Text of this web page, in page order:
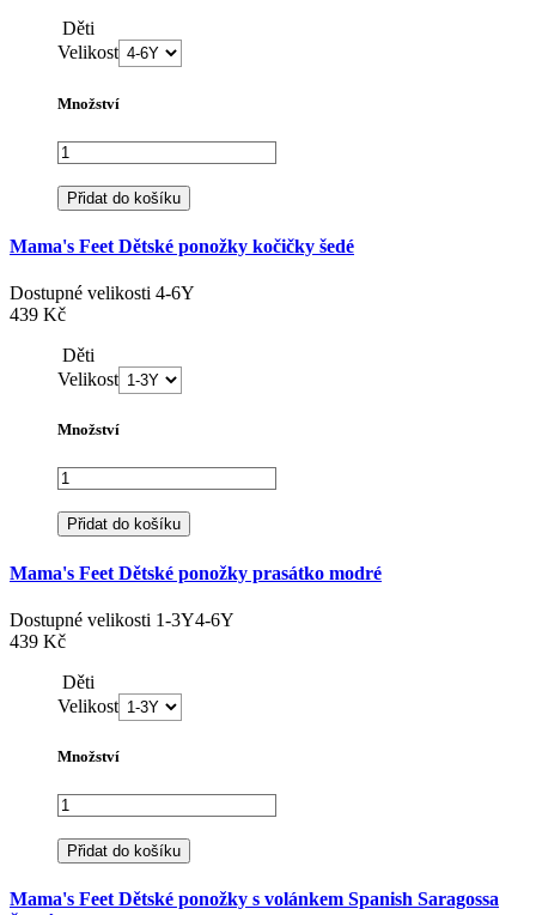
Děti
Velikost
Množství
Přidat do košíku
Mama's Feet Dětské ponožky kočičky šedé
Dostupné velikosti 4-6Y
439 Kč
Děti
Velikost
Množství
Přidat do košíku
Mama's Feet Dětské ponožky prasátko modré
Dostupné velikosti 1-3Y4-6Y
439 Kč
Děti
Velikost
Množství
Přidat do košíku
Mama's Feet Dětské ponožky s volánkem Spanish Saragossa